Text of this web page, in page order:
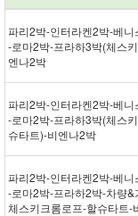
파리 2박 - 인터라켄 2박 - 베니
- 로마 2박 - 프라하 3박(체스
엔나 2박
파리 2박 - 인터라켄 2박 - 베니
- 로마 2박 - 프라하 3박(체스
슈타트) - 비엔나 2박
파리 2박 - 인터라켄 2박 - 베니
- 로마 2박 - 프라하 2박 - 차량
체스키크롬로프 - 할슈타트 -